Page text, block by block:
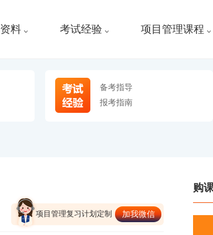
料 考试经验 项目管理课程
备考指导
报考指南
项目管理复习计划定制 加我微信
购